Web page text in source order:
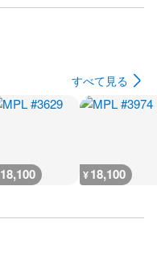
すべて見る
18,100 ¥18,100